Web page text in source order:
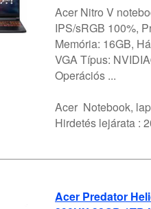
Acer Nitro V
IPS/sRGB 100%,
Memória: 16GB,
VGA Típus:
Operációs ...
Acer Notebook,
Hirdetés lejárata :
Acer Predator